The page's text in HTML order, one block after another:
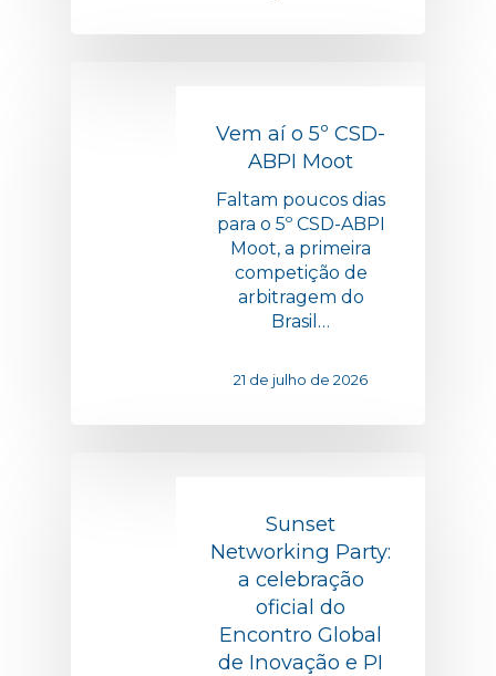
Vem aí o 5º CSD-
ABPI Moot
Faltam poucos dias
para o 5º CSD-ABPI
Moot, a primeira
competição de
arbitragem do
Brasil…
21 de julho de 2026
Sunset
Networking Party:
a celebração
oficial do
Encontro Global
de Inovação e PI